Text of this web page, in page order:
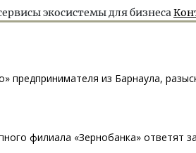
экосистемы для бизнеса
предпринимателя из Барнаула,
филиала «Зернобанка» ответят